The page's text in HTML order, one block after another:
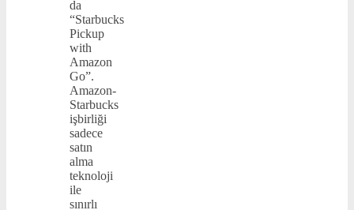
da
“Starbucks
Pickup
with
Amazon
Go”.
Amazon-
Starbucks
işbirliği
sadece
satın
alma
teknoloji
ile
sınırlı